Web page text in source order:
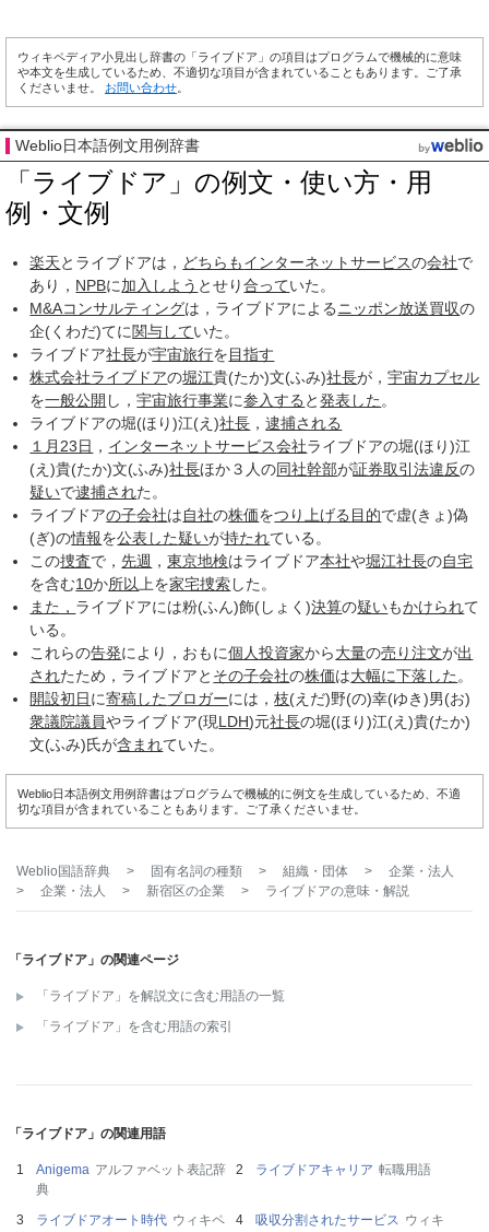
ウィキペディア小見出し辞書の「ライブドア」の項目はプログラムで機械的に意味
や本文を生成しているため、不適切な項目が含まれていることもあります。ご了承
くださいませ。 お問い合わせ
Weblio日本語例文用例辞書
「ライブドア」の例文・使い方・用
例・文例
楽天とライブドアは， どちらもインターネットサービスの会社で
あり， NPBに加入しよう とせり合っていた。
M&Aコンサルティングは，ライブドアによるニッポン放送買収の
企(くわだ)てに関与していた。
ライブドア社長が宇宙旅行を目指す
株式会社ライブドアの堀江貴(たか)文(ふみ)社長が，宇宙カプセル
を一般公開 し，宇宙旅行事業に参入する と発表した 。
ライブドアの堀(ほり)江(え)社長 ，逮捕される
１月23日 ， インターネットサービス会社ライブドアの堀(ほり)江
(え)貴(たか)文(ふみ)社長ほか３人の同社幹部が証券取引法違反の
疑いで逮捕された。
ライブドアの子会社は自社の株価をつり上げる 目的で虚(きょ)偽
(ぎ)の情報を公表した疑いが持たれている。
この捜査で，先週 ，東京地検はライブドア本社や堀江社長の自宅
を含む10か所以 上を家宅捜索した。
また， ライブドアには粉(ふん)飾(しょく)決算の疑いもかけられて
いる。
これらの告発により，おもに個人投資家から大量の売り注文が出
されたため，ライブドアと その子会社の株価は大幅に下落した 。
開設初日に寄稿したブロガーには，枝(えだ)野(の)幸(ゆき)男(お)
衆議院議員やライブドア(現LDH)元社長の堀(ほり)江(え)貴(たか)
文(ふみ)氏が含まれていた。
Weblio日本語例文用例辞書はプログラムで機械的に例文を生成しているため、不適
切な項目が含まれていることもあります。ご了承くださいませ。
Weblio国語辞典 > 固有名詞の種類 > 組織・団体 >
企業・法人
>
企業・法人 > 新宿区の企業 > ライブドアの意味・解説
「ライブドア」の関連ページ
「ライブドア」を解説文に含む用語の一覧
「ライブドア」を含む用語の索引
「ライブドア」の関連用語
Anigema アルファベット表記辞
典
ライブドアキャリア 転職用語
ライブドアオート時代 ウィキペ 吸収分割されたサービス ウィキ